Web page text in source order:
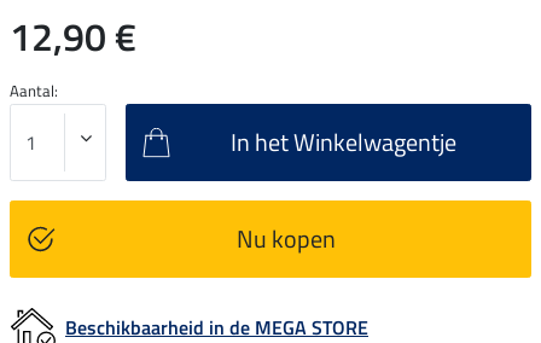
12,90 €
Aantal:
In het Winkelwagentje
Nu kopen
Beschikbaarheid in de MEGA STORE